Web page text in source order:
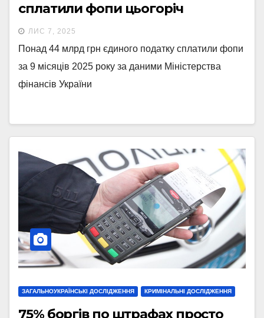
сплатили фопи цьогоріч
ЛИС 7, 2025
Понад 44 млрд грн єдиного податку сплатили фопи
за 9 місяців 2025 року за даними Міністерства
фінансів України
ЗАГАЛЬНОУКРАЇНСЬКІ ДОСЛІДЖЕННЯ КРИМІНАЛЬНІ ДОСЛІДЖЕННЯ
75% боргів по штрафах просто